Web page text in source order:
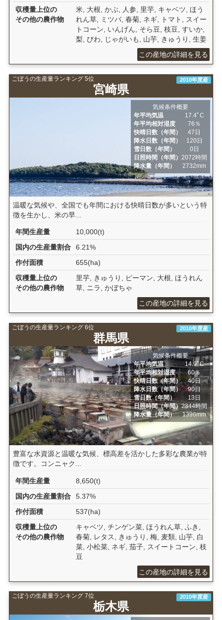
収穫量上位の
その他の農作物
米, 大根, かぶ, 人参, 里芋, キャベツ, ほう
れん草, ミツバ, 春菊, ネギ, トマト, スイー
トコーン, いんげん, そら豆, 枝豆, すいか,
梨, びわ, じゃがいも, 山芋, きゅうり, 生姜
この産地の詳細を見る
ごぼうの生産量ランキング 5位
宮崎県
2010年度産
気候条件概要
年平均気温
17.4ﾟC
年平均相対湿度
76％
快晴日数（年間）
47日
降水日数（年間）
120日
雪日数（年間）
0日
日照時間（年間）2072時間
降水量（年間）
2732mm
温暖な気候や、全国でも年間における快晴日数が多いという特
徴を生かし、米の早...
年間生産量
10,000(t)
国内の生産量割合
6.21%
作付面積
655(ha)
収穫量上位の
その他の農作物
里芋, きゅうり, ピーマン, 大根, ほうれん
草, ニラ, かぼちゃ
この産地の詳細を見る
ごぼうの生産量ランキング 6位
群馬県
2010年度産
気候条件概要
年平均気温
14.9ﾟC
年平均相対湿度
60％
快晴日数（年間）
40日
降水日数（年間）
90日
雪日数（年間）
13日
日照時間（年間）2344時間
降水量（年間）
1396mm
豊富な水資源と温暖な気候、標高差を活かした多彩な農業が特
徴です。コンニャク...
年間生産量
8,650(t)
国内の生産量割合
5.37%
作付面積
537(ha)
収穫量上位の
その他の農作物
キャベツ, チンゲン菜, ほうれん草, ふき,
春菊, レタス, きゅうり, 梅, 麦類, 山芋, 白
菜, 小松菜, ネギ, 茄子, スイートコーン, 枝
豆
この産地の詳細を見る
ごぼうの生産量ランキング 7位
栃木県
2010年度産